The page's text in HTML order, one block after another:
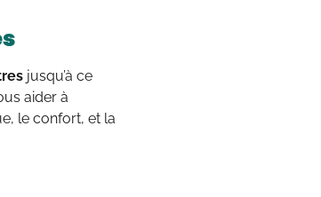
jusqu’à ce
aider à
le confort, et la